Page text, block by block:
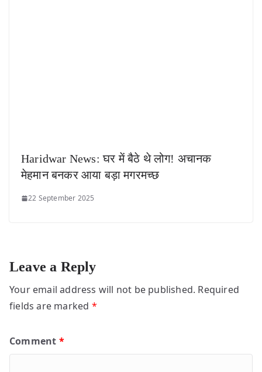
Haridwar News: घर में बैठे थे लोग! अचानक
मेहमान बनकर आया बड़ा मगरमच्छ
22 September 2025
Leave a Reply
Your email address will not be published. Required
fields are marked *
Comment *